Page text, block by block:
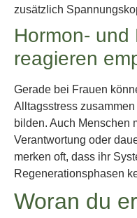
zusätzlich
Hormon- und
reagieren
Gerade bei Frauen
Alltagsstress
bilden. Auch Menschen
Verantwortung oder
merken oft, dass ihr
Regenerationsphasen
Woran du